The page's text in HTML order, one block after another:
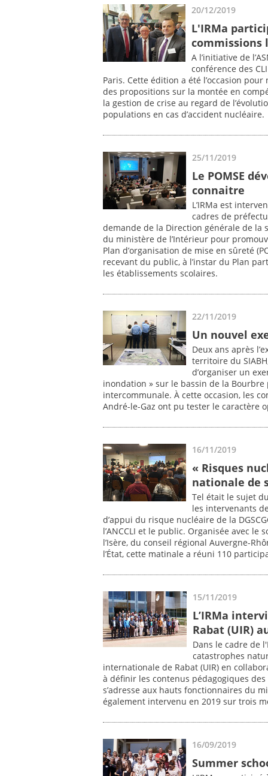
20/12/2019
L'IRMa
commissions
A l’initiative de
conférence des
Paris. Cette édition a été l’occasion
des propositions sur la montée en
la gestion de crise au regard de
populations en cas d’accident nucléaire.
25/11/2019
Le POMSE
connaitre
L’IRMa est
cadres de
demande de la Direction générale de la
du ministère de l’Intérieur pour
Plan d’organisation de mise en sûreté
recevant du public, à l’instar du Plan
les établissements scolaires.
22/11/2019
Un nouvel
Deux ans après
territoire du
d’organiser un
inondation » sur le bassin de la
intercommunale. À cette occasion, les
André-le-Gaz ont pu tester le caractère
16/11/2019
« Risques
nationale de
Tel était le sujet
les intervenants
d’appui du risque nucléaire de la
l’ANCCLI et le public. Organisée avec
l’Isère, du conseil régional Auvergne-
l’État, cette matinale a réuni 110
15/11/2019
L’IRMa
Rabat (UIR)
Dans le cadre de
catastrophes
internationale de Rabat (UIR) en
à définir les contenus pédagogiques
s’adresse aux hauts fonctionnaires du
également intervenu en 2019 sur trois
16/09/2019
Summer